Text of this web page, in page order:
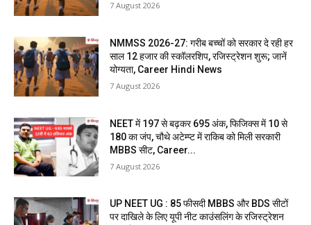
7 August 2026
NMMSS 2026-27: गरीब बच्चों को सरकार दे रही हर
साल 12 हजार की स्कॉलरशिप, रजिस्ट्रेशन शुरू; जानें
योग्यता, Career Hindi News
7 August 2026
NEET में 197 से बढ़कर 695 अंक, फिजिक्स में 10 से
180 का जंप, चौथे अटेम्प्ट में राकिब को मिली सरकारी
MBBS सीट, Career...
7 August 2026
UP NEET UG : 85 फीसदी MBBS और BDS सीटों
पर दाखिले के लिए यूपी नीट काउंसलिंग के रजिस्ट्रेशन